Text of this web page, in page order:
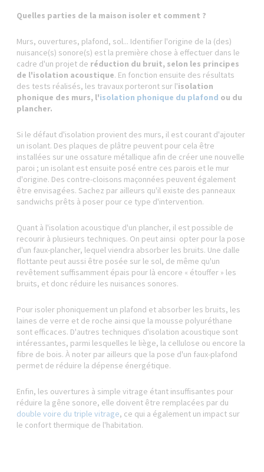
Quelles parties de la maison isoler et comment ?
Murs, ouvertures, plafond, sol... Identifier l'origine de la (des)
nuisance(s) sonore(s) est la première chose à effectuer dans le
cadre d'un projet de réduction du bruit, selon les principes
de l'isolation acoustique. En fonction ensuite des résultats
des tests réalisés, les travaux porteront sur l'isolation
phonique des murs, l'isolation phonique du plafond ou du
plancher.
Si le défaut d'isolation provient des murs, il est courant d'ajouter
un isolant. Des plaques de plâtre peuvent pour cela être
installées sur une ossature métallique afin de créer une nouvelle
paroi ; un isolant est ensuite posé entre ces parois et le mur
d'origine. Des contre-cloisons maçonnées peuvent également
être envisagées. Sachez par ailleurs qu'il existe des panneaux
sandwichs prêts à poser pour ce type d'intervention.
Quant à l'isolation acoustique d'un plancher, il est possible de
recourir à plusieurs techniques. On peut ainsi opter pour la pose
d'un faux-plancher, lequel viendra absorber les bruits. Une dalle
flottante peut aussi être posée sur le sol, de même qu'un
revêtement suffisamment épais pour là encore « étouffer » les
bruits, et donc réduire les nuisances sonores.
Pour isoler phoniquement un plafond et absorber les bruits, les
laines de verre et de roche ainsi que la mousse polyuréthane
sont efficaces. D'autres techniques d'isolation acoustique sont
intéressantes, parmi lesquelles le liège, la cellulose ou encore la
fibre de bois. À noter par ailleurs que la pose d'un faux-plafond
permet de réduire la dépense énergétique.
Enfin, les ouvertures à simple vitrage étant insuffisantes pour
réduire la gêne sonore, elle doivent être remplacées par du
double voire du triple vitrage, ce qui a également un impact sur
le confort thermique de l'habitation.